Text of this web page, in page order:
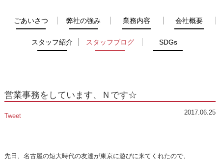
ごあいさつ 弊社の強み 業務内容 会社概要
スタッフ紹介 スタッフブログ SDGs
営業事務をしています、Ｎです☆
2017.06.25
Tweet
先日、名古屋の短大時代の友達が東京に遊びに来てくれたので、